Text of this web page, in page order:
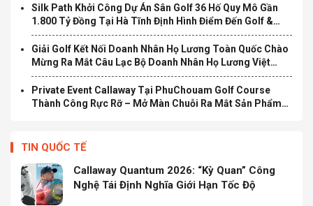
Silk Path Khởi Công Dự Án Sân Golf 36 Hố Quy Mô Gần
1.800 Tỷ Đồng Tại Hà Tĩnh Định Hình Điểm Đến Golf &
Nghỉ Dưỡng Cao Cấp Mới Tại Bắc Trung Bộ
Giải Golf Kết Nối Doanh Nhân Họ Lương Toàn Quốc Chào
Mừng Ra Mắt Câu Lạc Bộ Doanh Nhân Họ Lương Việt
Nam Chính Thức Khởi Tranh
Private Event Callaway Tại PhuChouam Golf Course
Thành Công Rực Rỡ – Mở Màn Chuỗi Ra Mắt Sản Phẩm
TIN QUỐC TẾ
Callaway Quantum 2026: “Kỳ Quan” Công
Nghệ Tái Định Nghĩa Giới Hạn Tốc Độ